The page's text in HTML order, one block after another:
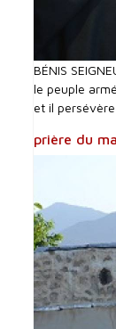
BÉNIS
le peuple
et il persévère
prière du